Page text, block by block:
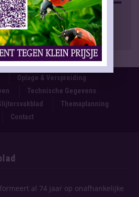
Oplage & Verspreiding
Technische Gegevens
Themaplanning
Contact
al 74 jaar op onafhankelijke